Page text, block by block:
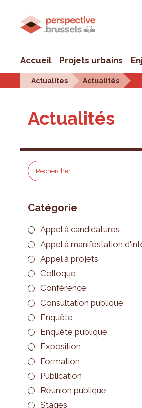
Accueil Projets urbains
Actualites Actualités
Actualités
Catégorie
Appel à candidatures
Appel à manifestation
Appel à projets
Colloque
Conférence
Consultation publique
Enquête
Enquête publique
Exposition
Formation
Publication
Réunion publique
Stages